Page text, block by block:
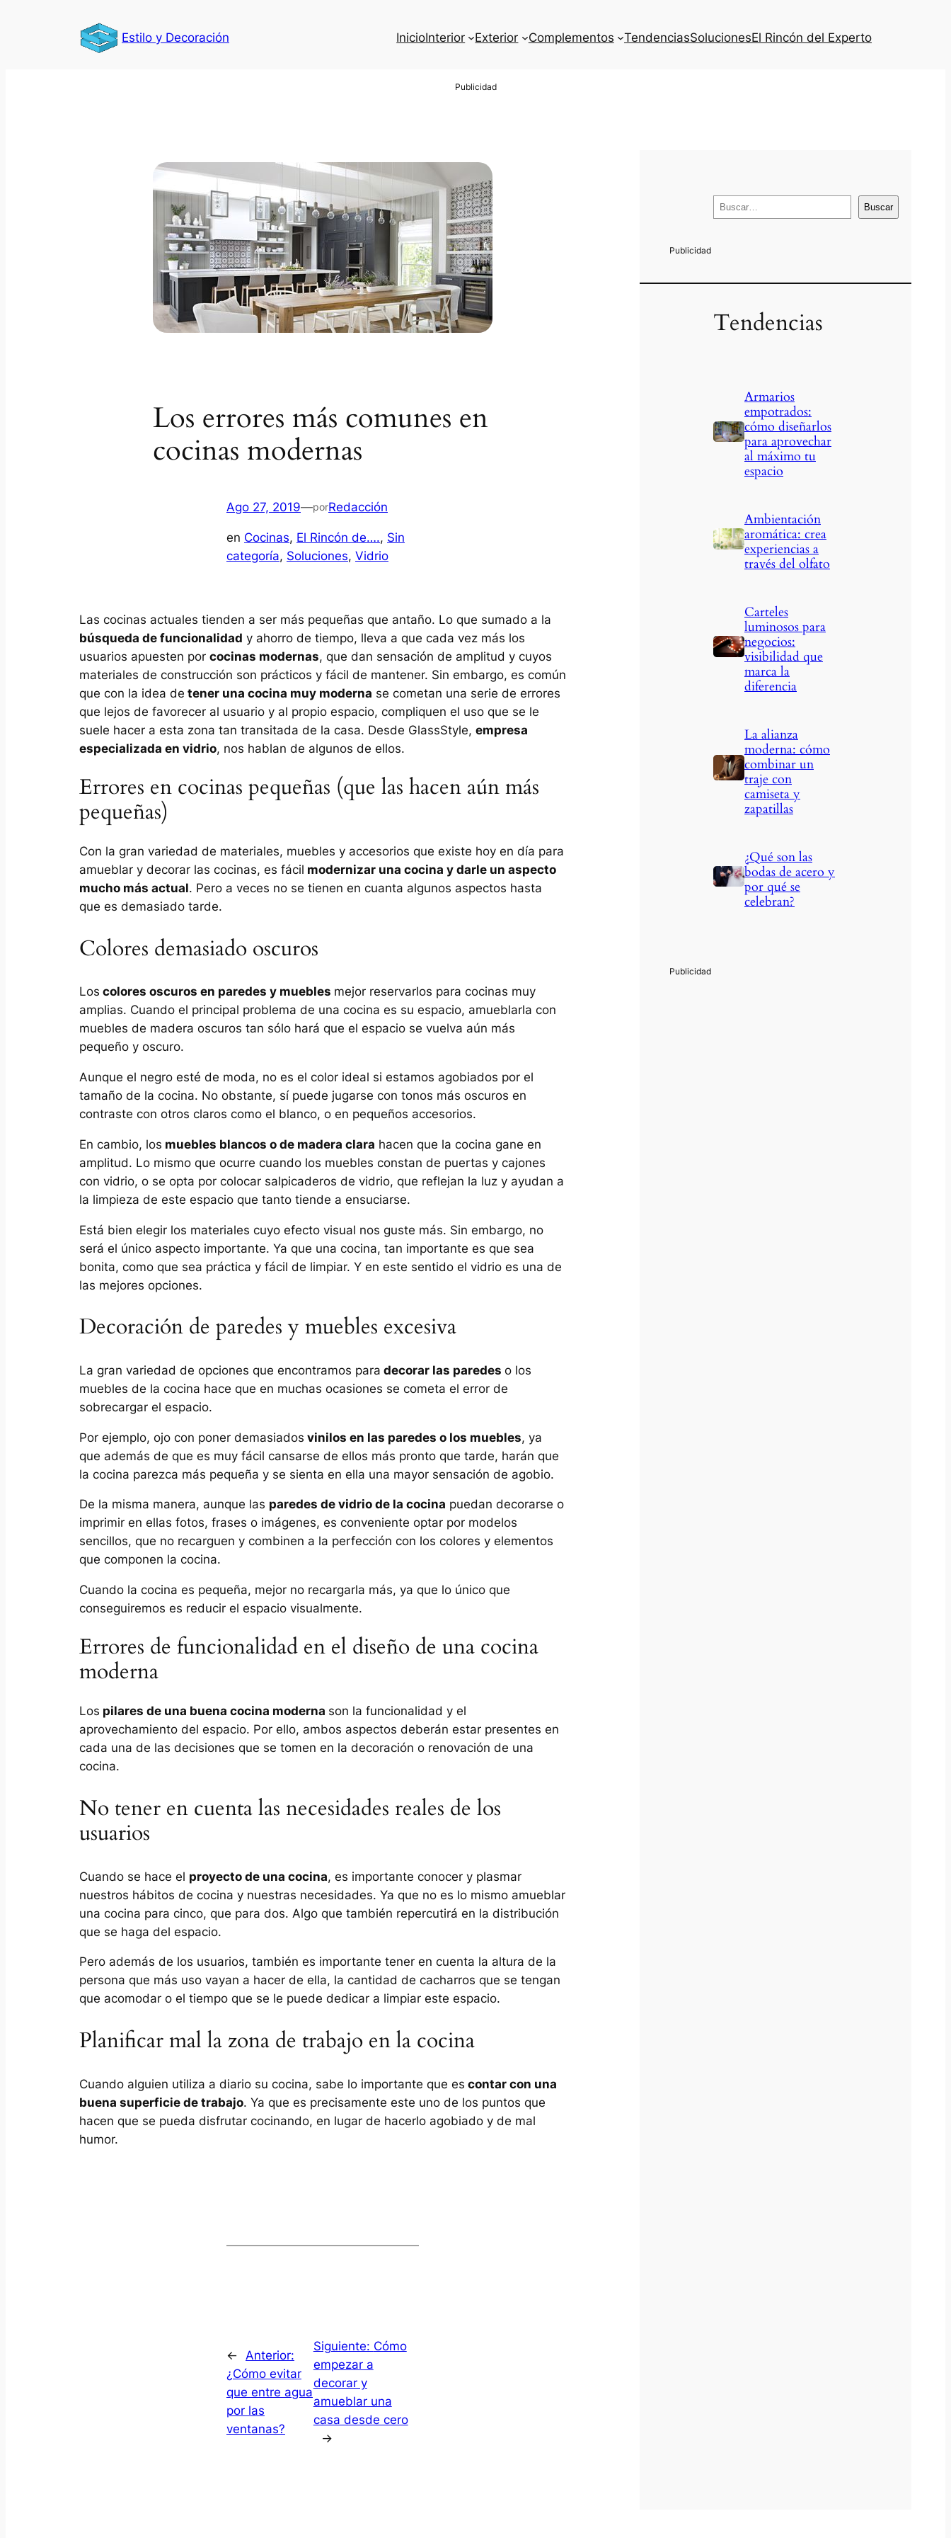
Estilo y Decoración InicioInterior Exterior Complementos TendenciasSolucionesEl Rincón del Experto
Los errores más comunes en
cocinas modernas
Ago 27, 2019—porRedacción
en Cocinas, El Rincón de…., Sin
categoría, Soluciones, Vidrio
Las cocinas actuales tienden a ser más pequeñas que antaño. Lo que sumado a la
búsqueda de funcionalidad y ahorro de tiempo, lleva a que cada vez más los
usuarios apuesten por cocinas modernas, que dan sensación de amplitud y cuyos
materiales de construcción son prácticos y fácil de mantener. Sin embargo, es común
que con la idea de tener una cocina muy moderna se cometan una serie de errores
que lejos de favorecer al usuario y al propio espacio, compliquen el uso que se le
suele hacer a esta zona tan transitada de la casa. Desde GlassStyle, empresa
especializada en vidrio, nos hablan de algunos de ellos.
Errores en cocinas pequeñas (que las hacen aún más
pequeñas)
Con la gran variedad de materiales, muebles y accesorios que existe hoy en día para
amueblar y decorar las cocinas, es fácil modernizar una cocina y darle un aspecto
mucho más actual. Pero a veces no se tienen en cuanta algunos aspectos hasta
que es demasiado tarde.
Colores demasiado oscuros
Los colores oscuros en paredes y muebles mejor reservarlos para cocinas muy
amplias. Cuando el principal problema de una cocina es su espacio, amueblarla con
muebles de madera oscuros tan sólo hará que el espacio se vuelva aún más
pequeño y oscuro.
Aunque el negro esté de moda, no es el color ideal si estamos agobiados por el
tamaño de la cocina. No obstante, sí puede jugarse con tonos más oscuros en
contraste con otros claros como el blanco, o en pequeños accesorios.
En cambio, los muebles blancos o de madera clara hacen que la cocina gane en
amplitud. Lo mismo que ocurre cuando los muebles constan de puertas y cajones
con vidrio, o se opta por colocar salpicaderos de vidrio, que reflejan la luz y ayudan a
la limpieza de este espacio que tanto tiende a ensuciarse.
Está bien elegir los materiales cuyo efecto visual nos guste más. Sin embargo, no
será el único aspecto importante. Ya que una cocina, tan importante es que sea
bonita, como que sea práctica y fácil de limpiar. Y en este sentido el vidrio es una de
las mejores opciones.
Decoración de paredes y muebles excesiva
La gran variedad de opciones que encontramos para decorar las paredes o los
muebles de la cocina hace que en muchas ocasiones se cometa el error de
sobrecargar el espacio.
Por ejemplo, ojo con poner demasiados vinilos en las paredes o los muebles, ya
que además de que es muy fácil cansarse de ellos más pronto que tarde, harán que
la cocina parezca más pequeña y se sienta en ella una mayor sensación de agobio.
De la misma manera, aunque las paredes de vidrio de la cocina puedan decorarse o
imprimir en ellas fotos, frases o imágenes, es conveniente optar por modelos
sencillos, que no recarguen y combinen a la perfección con los colores y elementos
que componen la cocina.
Cuando la cocina es pequeña, mejor no recargarla más, ya que lo único que
conseguiremos es reducir el espacio visualmente.
Errores de funcionalidad en el diseño de una cocina
moderna
Los pilares de una buena cocina moderna son la funcionalidad y el
aprovechamiento del espacio. Por ello, ambos aspectos deberán estar presentes en
cada una de las decisiones que se tomen en la decoración o renovación de una
cocina.
No tener en cuenta las necesidades reales de los
usuarios
Cuando se hace el proyecto de una cocina, es importante conocer y plasmar
nuestros hábitos de cocina y nuestras necesidades. Ya que no es lo mismo amueblar
una cocina para cinco, que para dos. Algo que también repercutirá en la distribución
que se haga del espacio.
Pero además de los usuarios, también es importante tener en cuenta la altura de la
persona que más uso vayan a hacer de ella, la cantidad de cacharros que se tengan
que acomodar o el tiempo que se le puede dedicar a limpiar este espacio.
Planificar mal la zona de trabajo en la cocina
Cuando alguien utiliza a diario su cocina, sabe lo importante que es contar con una
buena superficie de trabajo. Ya que es precisamente este uno de los puntos que
hacen que se pueda disfrutar cocinando, en lugar de hacerlo agobiado y de mal
humor.
←
Anterior:
¿Cómo evitar
que entre agua
por las
ventanas?
Siguiente: Cómo
empezar a
decorar y
amueblar una
casa desde cero
→
u
Buscar
Tendencias
Armarios
empotrados:
cómo diseñarlos
para aprovechar
al máximo tu
espacio
Ambientación
aromática: crea
experiencias a
través del olfato
Carteles
luminosos para
negocios:
visibilidad que
marca la
diferencia
La alianza
moderna: cómo
combinar un
traje con
camiseta y
zapatillas
¿Qué son las
bodas de acero y
por qué se
celebran?